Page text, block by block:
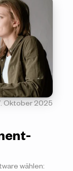
Oktober 2025
wählen: